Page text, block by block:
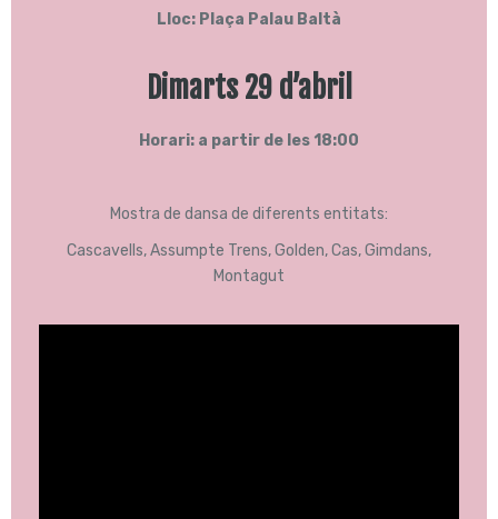
Lloc: Plaça Palau Baltà
Dimarts 29 d’abril
Horari: a partir de les 18:00
Mostra de dansa de diferents entitats:
Cascavells, Assumpte Trens, Golden, Cas, Gimdans,
Montagut